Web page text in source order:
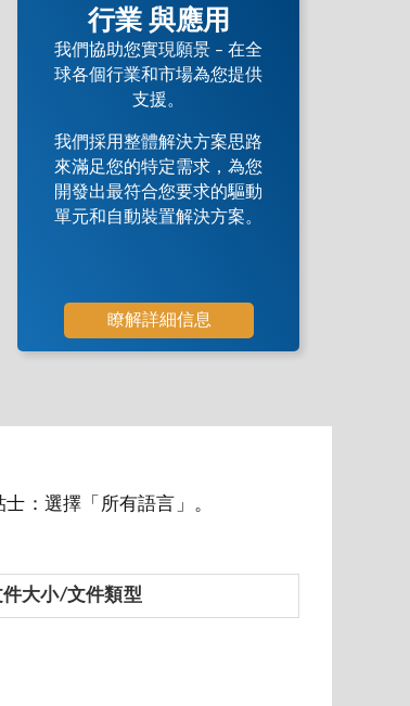
行業 與應用
我們協助您實現願景 – 在全
球各個行業和市場為您提供
支援。
我們採用整體解決方案思路
來滿足您的特定需求，為您
開發出最符合您要求的驅動
單元和自動裝置解決方案。
瞭解詳細信息
：選擇「所有語言」。
件大小/文件類型